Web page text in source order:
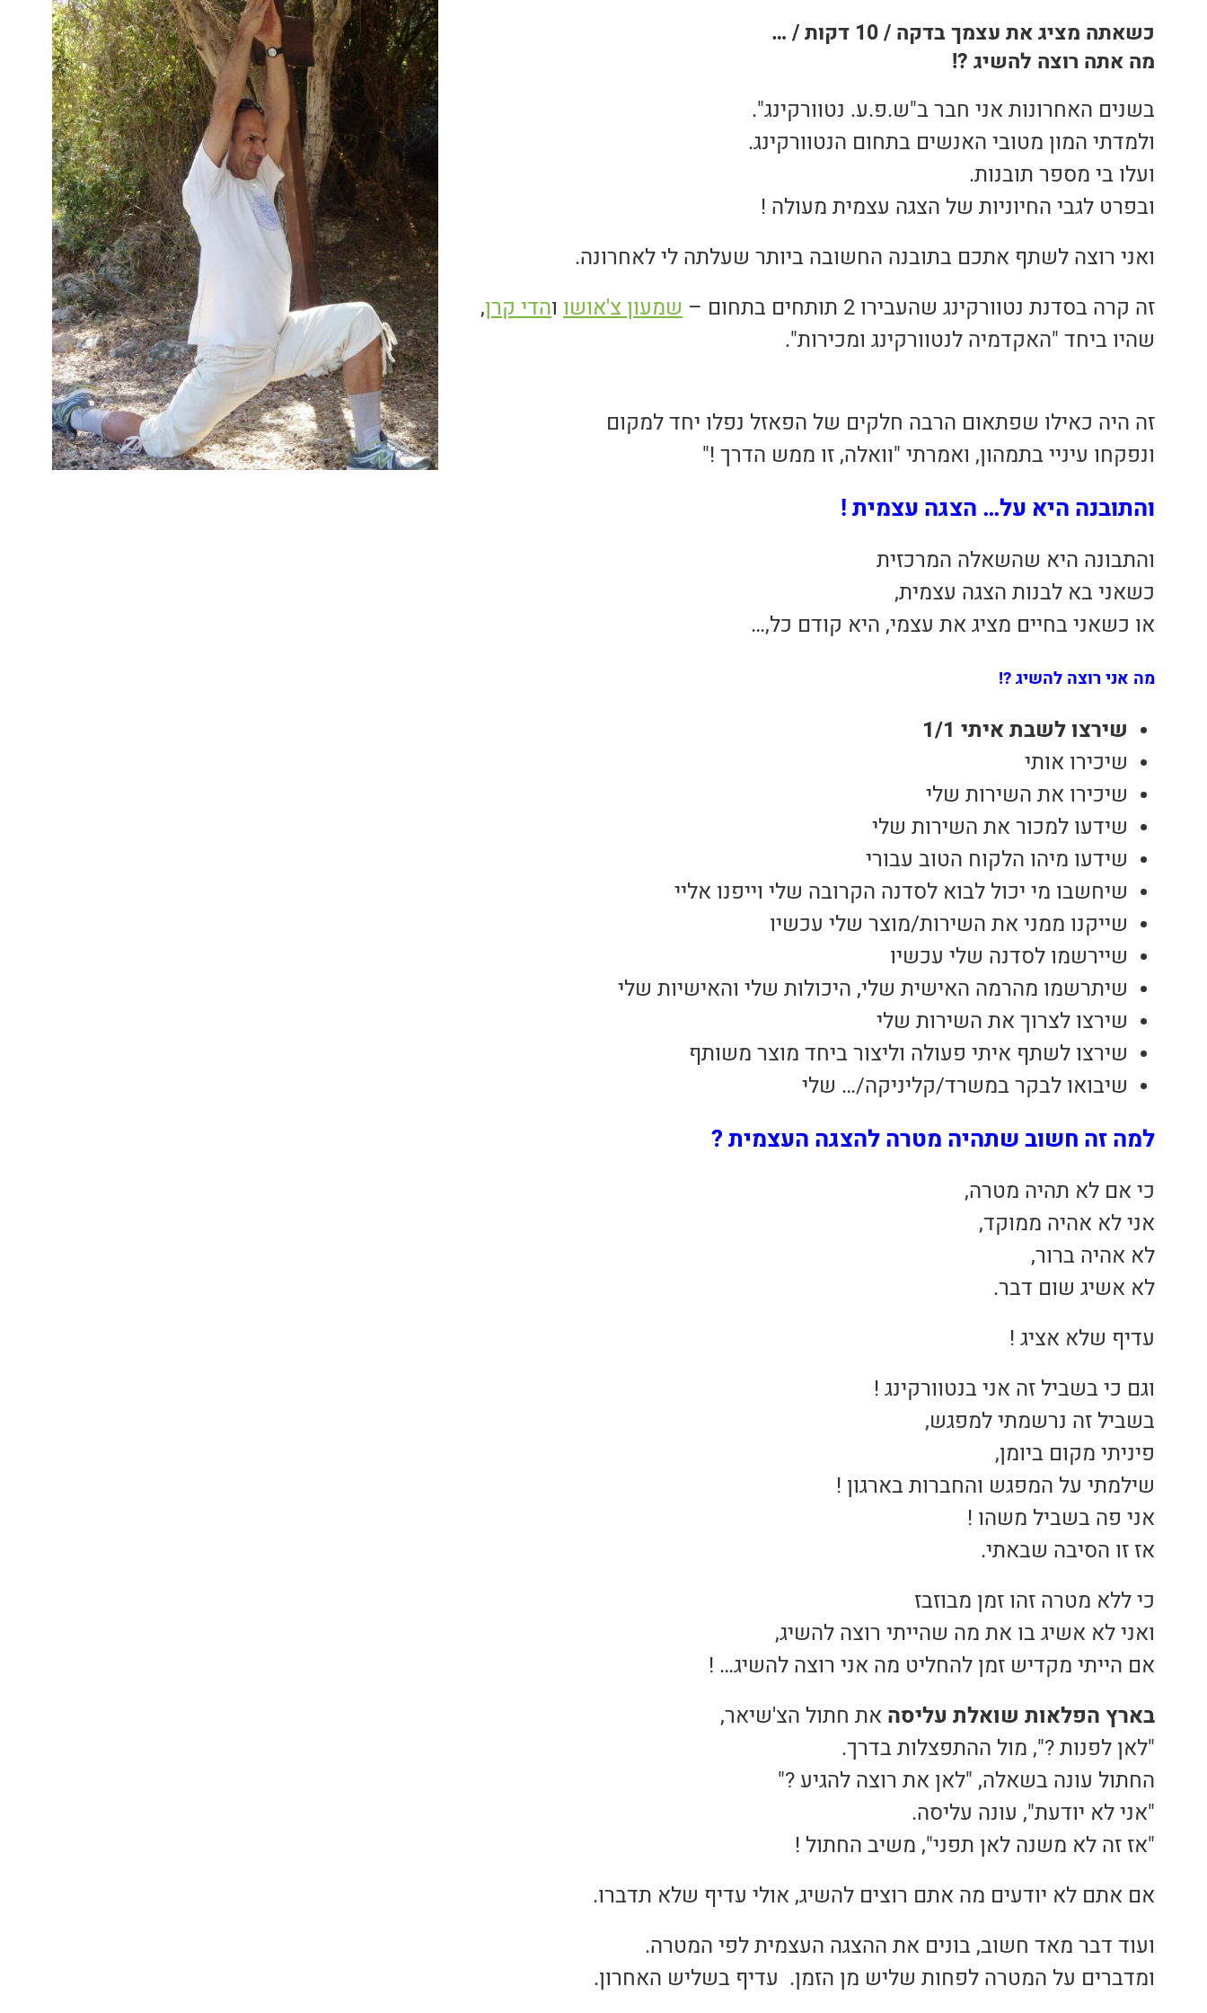
המלצות בתחום ריבלנסינג
המלצות קורס ריבלנסינג
המלצות בתחום היוגה
נטוורקינג
אורח חיים
בריאות
תזונה
טיפולים
עיסוי
כשאתה מציג את עצמך בדקה / 10 דקות / …
מה אתה רוצה להשיג ?!
בשנים האחרונות אני חבר ב"ש.פ.ע. נטוורקינג".
ולמדתי המון מטובי האנשים בתחום הנטוורקינג.
ועלו בי מספר תובנות.
ובפרט לגבי החיוניות של הצגה עצמית מעולה !
ואני רוצה לשתף אתכם בתובנה החשובה ביותר שעלתה לי לאחרונה.
זה קרה בסדנת נטוורקינג שהעבירו 2 תותחים בתחום –
שמעון צ'אושו והדי קרן,
שהיו ביחד "האקדמיה לנטוורקינג ומכירות".
זה היה כאילו שפתאום הרבה חלקים של הפאזל נפלו יחד למקום
ונפקחו עיניי בתמהון, ואמרתי "וואלה, זו ממש הדרך !"
והתובנה היא על… הצגה עצמית !
והתבונה היא שהשאלה המרכזית
כשאני בא לבנות הצגה עצמית,
או כשאני בחיים מציג את עצמי, היא קודם כל,…
מה אני רוצה להשיג ?!
שירצו לשבת איתי 1/1
שיכירו אותי
שיכירו את השירות שלי
שידעו למכור את השירות שלי
שידעו מיהו הלקוח הטוב עבורי
שיחשבו מי יכול לבוא לסדנה הקרובה שלי וייפנו אליי
שייקנו ממני את השירות/מוצר שלי עכשיו
שיירשמו לסדנה שלי עכשיו
שיתרשמו מהרמה האישית שלי, היכולות שלי והאישיות שלי
שירצו לצרוך את השירות שלי
שירצו לשתף איתי פעולה וליצור ביחד מוצר משותף
שיבואו לבקר במשרד/קליניקה/… שלי
למה זה חשוב שתהיה מטרה להצגה העצמית ?
כי אם לא תהיה מטרה,
אני לא אהיה ממוקד,
לא אהיה ברור,
לא אשיג שום דבר.
עדיף שלא אציג !
וגם כי בשביל זה אני בנטוורקינג !
בשביל זה נרשמתי למפגש,
פיניתי מקום ביומן,
שילמתי על המפגש והחברות בארגון !
אני פה בשביל משהו !
אז זו הסיבה שבאתי.
כי ללא מטרה זהו זמן מבוזבז
ואני לא אשיג בו את מה שהייתי רוצה להשיג,
אם הייתי מקדיש זמן להחליט מה אני רוצה להשיג… !
בארץ הפלאות שואלת עליסה את חתול הצ'שיאר,
"לאן לפנות ?", מול ההתפצלות בדרך.
החתול עונה בשאלה, "לאן את רוצה להגיע ?"
"אני לא יודעת", עונה עליסה.
"אז זה לא משנה לאן תפני", משיב החתול !
אם אתם לא יודעים מה אתם רוצים להשיג, אולי עדיף שלא תדברו.
ועוד דבר מאד חשוב, בונים את ההצגה העצמית לפי המטרה.
ומדברים על המטרה לפחות שליש מן הזמן. עדיף בשליש האחרון.